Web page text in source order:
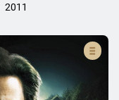
2011